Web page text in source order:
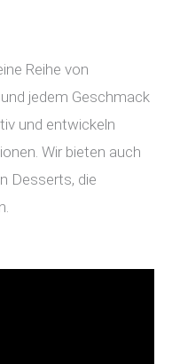
Reihe von
jedem Geschmack
und entwickeln
Wir bieten auch
Desserts, die